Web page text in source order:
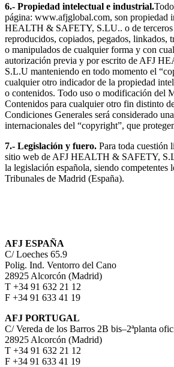
6.- Propiedad intelectual e industrial.
página: www.afjglobal.com, son propiedad
HEALTH & SAFETY, S.LU.. o de terceros
reproducidos, copiados, pegados, linkados,
o manipulados de cualquier forma y con
autorización previa y por escrito de AFJ
S.L.U manteniendo en todo momento el
cualquier otro indicador de la propiedad
o contenidos. Todo uso o modificación del
Contenidos para cualquier otro fin distinto
Condiciones Generales será considerado
internacionales del “copyright”, que
7.- Legislación y fuero. Para toda cuestión
sitio web de AFJ HEALTH & SAFETY,
la legislación española, siendo competentes
Tribunales de Madrid (España).
AFJ ESPAÑA
C/ Loeches 65.9
Polig. Ind. Ventorro del Cano
28925 Alcorcón (Madrid)
T +34 91 632 21 12
F +34 91 633 41 19
AFJ PORTUGAL
C/ Vereda de los Barros 2B bis–2ªplanta
28925 Alcorcón (Madrid)
T +34 91 632 21 12
F +34 91 633 41 19